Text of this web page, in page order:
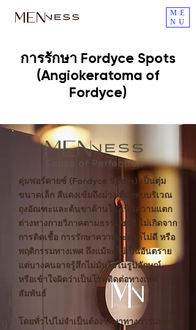
ME
NU
การรักษา Fordyce Spots
(Angiokeratoma of
Fordyce)
ตุ่มฟอร์ดายซ์ (Fordyce Spots) เป็นตุ่ม
ขนาดเล็ก สีแดงเข้มถึงม่วง ที่มักพบบริเวณ
ถุงอัณฑะและต้นขาด้านใน เป็นความแตก
ต่างทางกายวิภาคตามธรรมชาติ ไม่เกิดจาก
การติดเชื้อ การรักษาความสะอาดไม่ดี หรือ
พฤติกรรมทางเพศ ถึงแม้จะไม่เป็นอันตราย
แต่บางคนอาจรู้สึกไม่มั่นใจในรูปลักษณ์
หรือเข้าใจผิดว่าเป็นโรคติดต่อทางเพศ
สัมพันธ์
โดยทั่วไปไม่จำเป็นต้องรักษาทางการแพทย์